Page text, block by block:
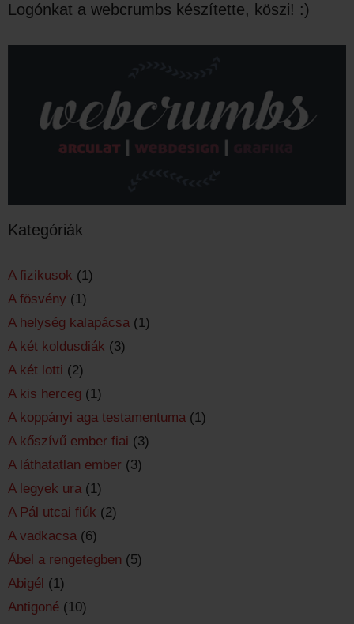
Logónkat a webcrumbs készítette, köszi! :)
Kategóriák
A fizikusok (1)
A fösvény (1)
A helység kalapácsa (1)
A két koldusdiák (3)
A két lotti (2)
A kis herceg (1)
A koppányi aga testamentuma (1)
A kőszívű ember fiai (3)
A láthatatlan ember (3)
A legyek ura (1)
A Pál utcai fiúk (2)
A vadkacsa (6)
Ábel a rengetegben (5)
Abigél (1)
Antigoné (10)